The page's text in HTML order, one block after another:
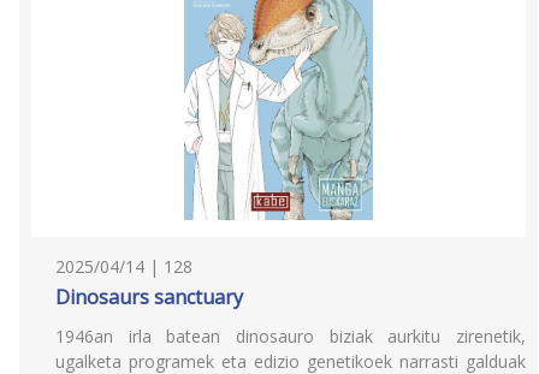
2025/04/14 | 128
Dinosaurs sanctuary
1946an irla batean dinosauro biziak aurkitu zirenetik,
ugalketa programek eta edizio genetikoek narrasti galduak